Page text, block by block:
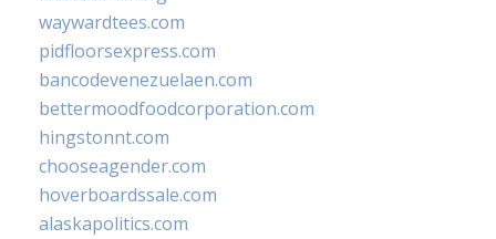
waywardtees.com
pidfloorsexpress.com
bancodevenezuelaen.com
bettermoodfoodcorporation.com
hingstonnt.com
chooseagender.com
hoverboardssale.com
alaskapolitics.com